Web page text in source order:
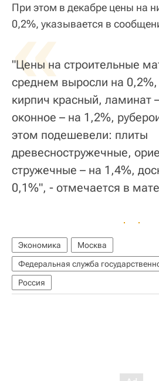
При этом в декабре цены на
0,2%, указывается в
«
"Цены на строительные
среднем выросли на
кирпич красный, ламинат
оконное – на 1,2%,
этом подешевели: плиты
древесностружечные,
стружечные – на 1,4%,
0,1%", - отмечается в
Экономика
Москва
Федеральная служба
Россия